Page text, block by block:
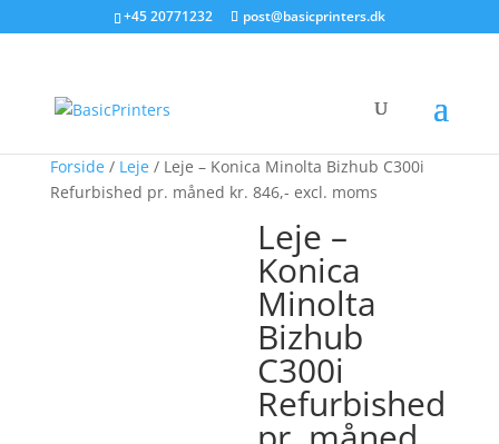
+45 20771232 post@basicprinters.dk
Forside/ Leje/ Leje – Konica Minolta Bizhub C300i
Refurbished pr. måned kr. 846,- excl. moms
Leje –
Konica
Minolta
Bizhub
C300i
Refurbished